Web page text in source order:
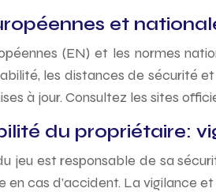
et
(EN) et les normes
les distances de sécurité
à jour. Consultez les sites
du propriétaire:
jeu est responsable de sa
en cas d’accident. La vigilance